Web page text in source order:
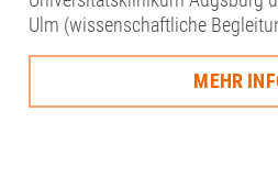
Ulm (wissenschaftliche
MEHR